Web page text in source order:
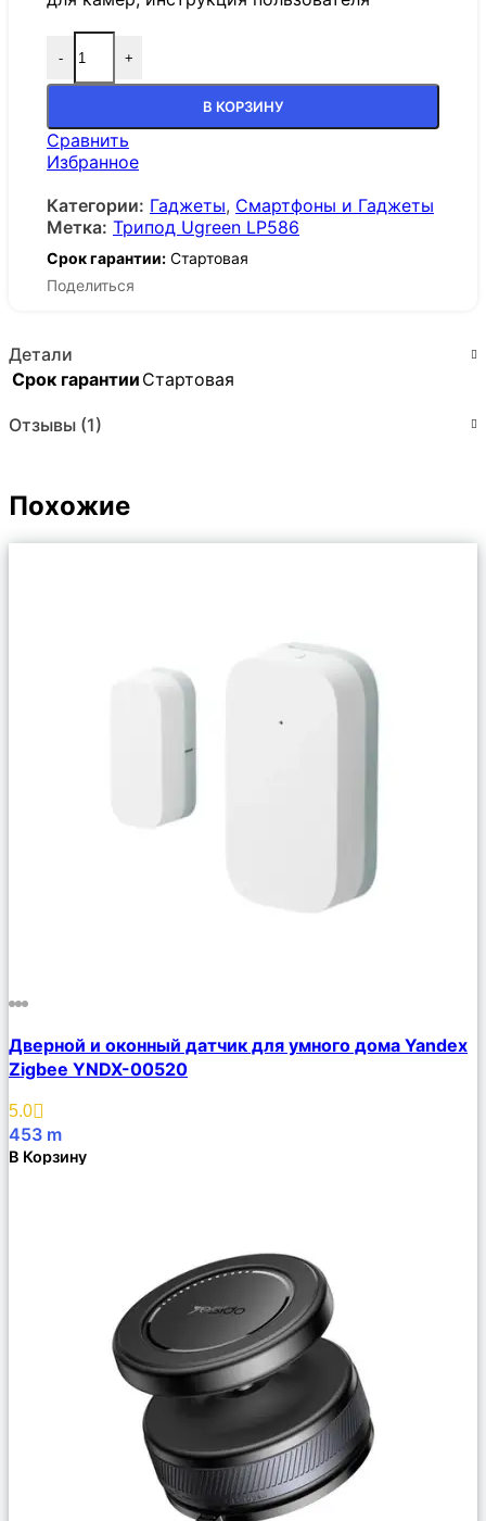
- +
В КОРЗИНУ
Сравнить
Избранное
Категории: Гаджеты, Смартфоны и Гаджеты
Метка: Трипод Ugreen LP586
Срок гарантии: Стартовая
Поделиться
Детали
Срок гарантии Стартовая
Отзывы (1)
Похожие
Описание
Избранное
Дверной и оконный датчик для умного дома Yandex
Zigbee YNDX-00520
5.0
453 m
В Корзину